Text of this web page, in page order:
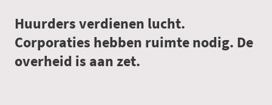
Huurders verdienen lucht.
Corporaties hebben ruimte nodig. De
overheid is aan zet.